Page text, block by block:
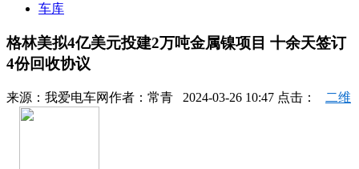
车库
格林美拟4亿美元投建2万吨金属镍项目 十余天签订
4份回收协议
来源： 我爱电车网作者： 常青 2024-03-26 10:47 点击： 二维